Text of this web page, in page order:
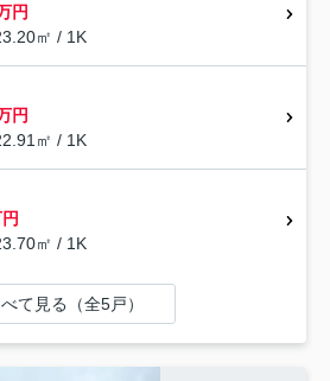
円
㎡ / 1K
円
㎡ / 1K
㎡ / 1K
て見る（全5戸）